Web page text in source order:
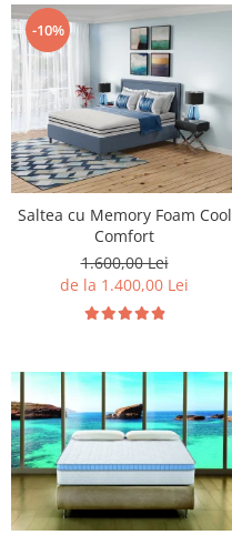
-10%
Saltea cu Memory Foam Cool
Comfort
1.600,00 Lei
de la 1.400,00 Lei